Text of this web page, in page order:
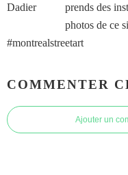
prends des
photos de ce
#montrealstreetart
COMMENTER
Ajouter un